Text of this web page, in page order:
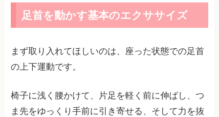
足首を動かす基本のエクササイズ
まず取り入れてほしいのは、座った状態での足首
の上下運動です。
椅子に浅く腰かけて、片足を軽く前に伸ばし、つ
ま先をゆっくり手前に引き寄せる、そして力を抜